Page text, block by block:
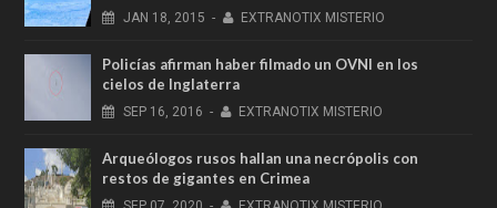
JAN 18, 2015 - EXTRANOTIX MISTERIO
Policías afirman haber filmado un OVNI en los
cielos de Inglaterra
SEP 16, 2016 - EXTRANOTIX MISTERIO
Arqueólogos rusos hallan una necrópolis con
restos de gigantes en Crimea